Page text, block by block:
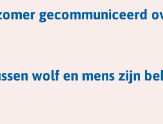
gecommuniceerd
wolf en mens zijn